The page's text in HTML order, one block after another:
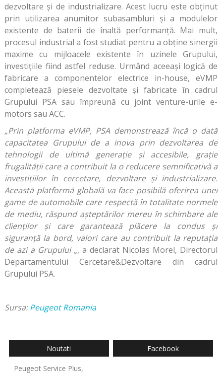
dezvoltare și de industrializare. Acest lucru este obținut
prin utilizarea anumitor subasambluri și a modulelor
existente de baterii de înaltă performanță. Mai mult,
procesul industrial a fost studiat pentru a obține sinergii
maxime cu mijloacele existente în uzinele Grupului,
investițiile fiind astfel reduse. Urmând aceeași logică de
fabricare a componentelor electrice in-house, eVMP
completează piesele dezvoltate și fabricate în cadrul
Grupului PSA sau împreună cu joint venture-urile e-
motors sau ACC.
„Prin platforma eVMP, PSA demonstrează încă o dată
capacitatea Grupului de a inova prin dezvoltarea de
tehnologii de ultimă generație și accesibile, grație
frugalității care a contribuit la o reducere semnificativă a
investițiilor în cercetare, dezvoltare și industrializare.
Această platformă globală va face posibilă oferirea unei
game de automobile care respectă în totalitate normele
de mediu, răspund așteptărilor mereu în schimbare ale
clienților și care garantează plăcere la condus și
siguranță la bord, valori care au contribuit la reputația
de azi a Grupului „, a declarat Nicolas Morel, Directorul
Departamentului Cercetare&Dezvoltare din cadrul
Grupului PSA.
Sursa:Peugeot Romania
Noutati
Peugeot Service Plus,
Facebook